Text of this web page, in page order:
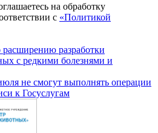
на обработку
с «Политикой
разработки
с редкими болезнями и
не смогут выполнять операции
к Госуслугам